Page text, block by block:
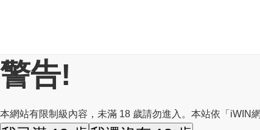
警告!
本網站有限制級內容，未滿 18 歲請勿進入。本站依「iWIN